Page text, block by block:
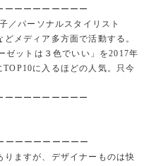
ーーーーーーーーー
パーソナルスタイリスト
メディア多方面で活動する。
ットは３色でいい」を2017年
に入るほどの人気。只今
ーーーーーーーーー
ーーーーーーーー
りますが、デザイナーものは快